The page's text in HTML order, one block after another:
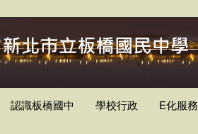
主
要
區
認識板橋國中 學校行政 E化服務